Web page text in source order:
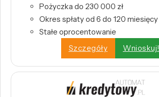
Pożyczka do 230 000 zł
Okres spłaty od 6 do 120 miesięcy
Stałe oprocentowanie
Szczegóły
Wnioskuj!